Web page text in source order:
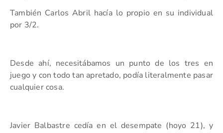
También Carlos Abril hacía lo propio en su individual
por 3/2.
Desde ahí, necesitábamos un punto de los tres en
juego y con todo tan apretado, podía literalmente pasar
cualquier cosa.
Javier Balbastre cedía en el desempate (hoyo 21), y